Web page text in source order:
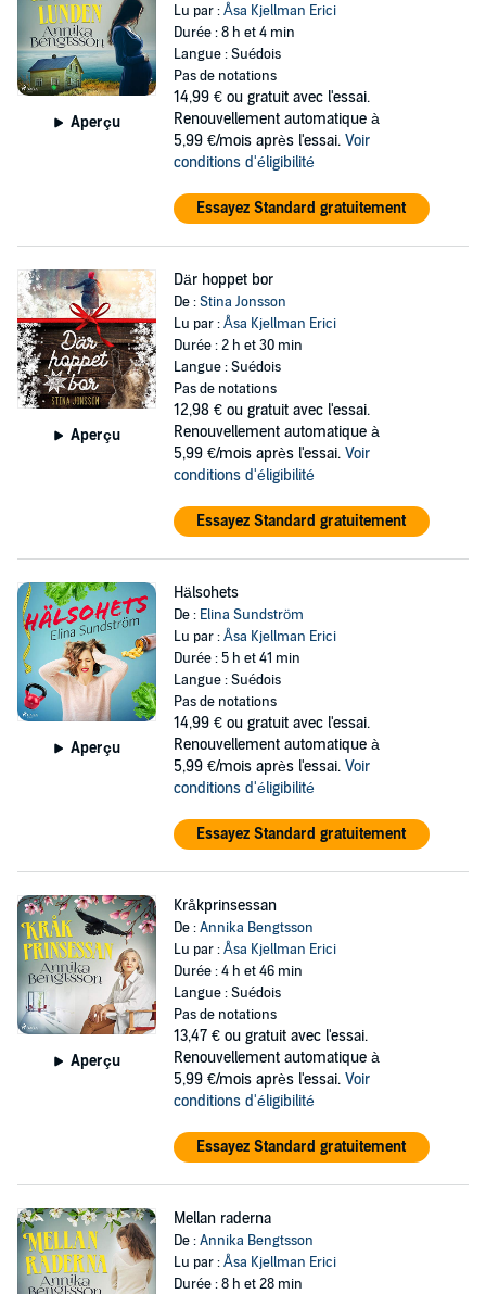
Aperçu
Lu par :Åsa Kjellman Erici
Durée : 8 h et 4 min
Langue : Suédois
Pas de notations
14,99 € ou gratuit avec l'essai.
Renouvellement automatique à
5,99 €/mois après l'essai. Voir
conditions d'éligibilité
Essayez Standard gratuitement
Aperçu
Där hoppet bor
De :Stina Jonsson
Lu par :Åsa Kjellman Erici
Durée : 2 h et 30 min
Langue : Suédois
Pas de notations
12,98 € ou gratuit avec l'essai.
Renouvellement automatique à
5,99 €/mois après l'essai. Voir
conditions d'éligibilité
Essayez Standard gratuitement
Aperçu
Hälsohets
De : Elina Sundström
Lu par :Åsa Kjellman Erici
Durée : 5 h et 41 min
Langue : Suédois
Pas de notations
14,99 € ou gratuit avec l'essai.
Renouvellement automatique à
5,99 €/mois après l'essai. Voir
conditions d'éligibilité
Essayez Standard gratuitement
Aperçu
Kråkprinsessan
De :Annika Bengtsson
Lu par :Åsa Kjellman Erici
Durée : 4 h et 46 min
Langue : Suédois
Pas de notations
13,47 € ou gratuit avec l'essai.
Renouvellement automatique à
5,99 €/mois après l'essai. Voir
conditions d'éligibilité
Essayez Standard gratuitement
Mellan raderna
De :Annika Bengtsson
Lu par :Åsa Kjellman Erici
Durée : 8 h et 28 min